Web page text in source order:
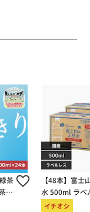
茶
葉
【48本】富士
水 500ml ラベ
イチオシ